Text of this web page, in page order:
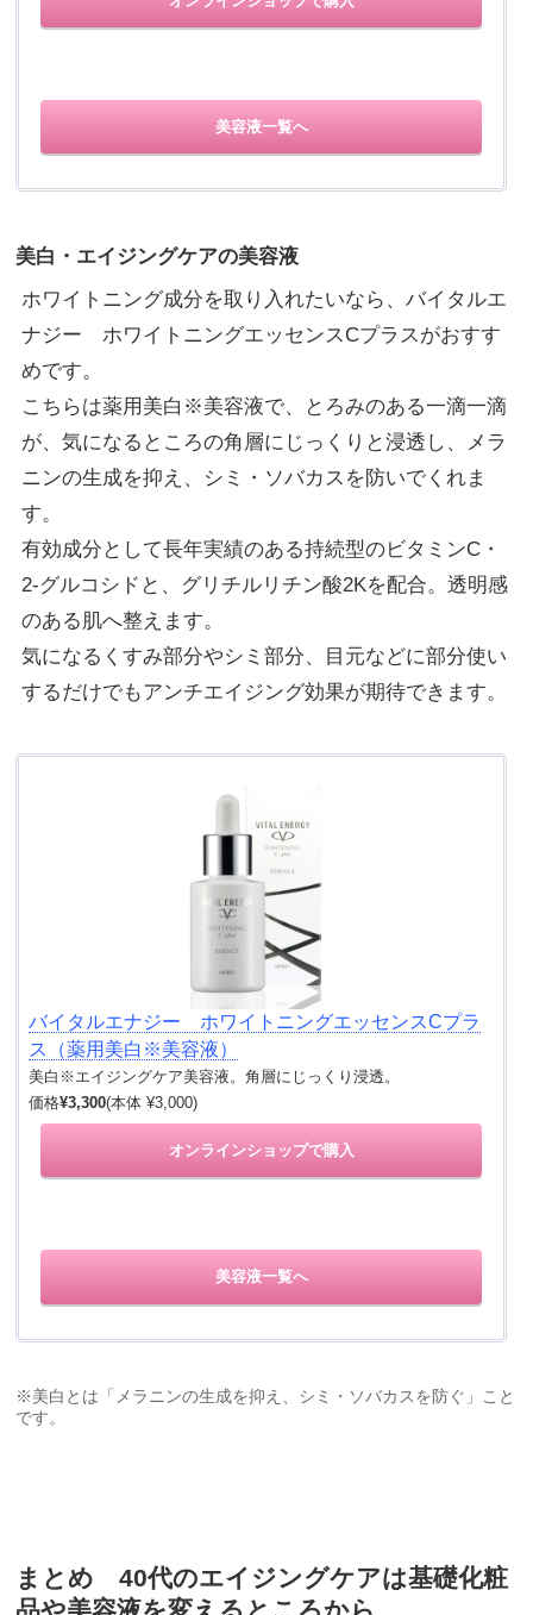
美容液一覧へ
美白・エイジングケアの美容液
ホワイトニング成分を取り入れたいなら、バイタルエ
ナジー ホワイトニングエッセンスCプラスがおすす
めです。
こちらは薬用美白※美容液で、とろみのある一滴一滴
が、気になるところの角層にじっくりと浸透し、メラ
ニンの生成を抑え、シミ・ソバカスを防いでくれま
す。
有効成分として長年実績のある持続型のビタミンC・
2-グルコシドと、グリチルリチン酸2Kを配合。透明感
のある肌へ整えます。
気になるくすみ部分やシミ部分、目元などに部分使い
するだけでもアンチエイジング効果が期待できます。
バイタルエナジー ホワイトニングエッセンスCプラ
ス（薬用美白※美容液）
美白※エイジングケア美容液。角層にじっくり浸透。
価格¥3,300(本体 ¥3,000)
オンラインショップで購入
美容液一覧へ
※美白とは「メラニンの生成を抑え、シミ・ソバカスを防ぐ」こと
です。
まとめ 40代のエイジングケアは基礎化粧
品や美容液を変えるところから